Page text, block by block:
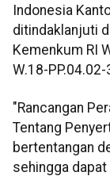
Indonesia
ditindaklanjuti
Kemenkum RI
W.18-
"Rancangan
Tentang
bertentangan
sehingga